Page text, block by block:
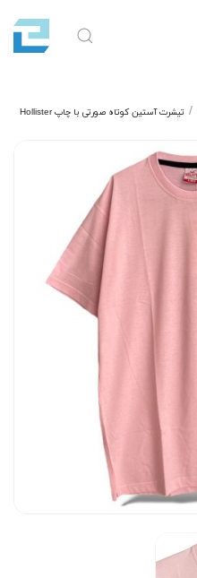
تیشرت آستین کوتاه صورتی با چاپ Hollister